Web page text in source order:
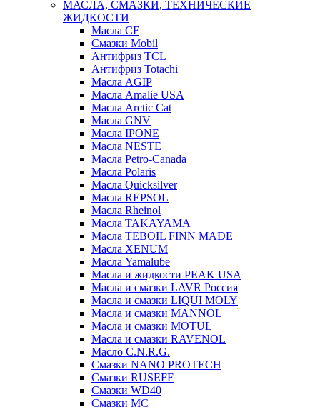
МАСЛА, СМАЗКИ, ТЕХНИЧЕСКИЕ
ЖИДКОСТИ
Масла CF
Смазки Mobil
Антифриз TCL
Антифриз Totachi
Масла AGIP
Масла Amalie USA
Масла Arctic Cat
Масла GNV
Масла IPONE
Масла NESTE
Масла Petro-Canada
Масла Polaris
Масла Quicksilver
Масла REPSOL
Масла Rheinol
Масла TAKAYAMA
Масла TEBOIL FINN MADE
Масла XENUM
Масла Yamalube
Масла и жидкости PEAK USA
Масла и смазки LAVR Россия
Масла и смазки LIQUI MOLY
Масла и смазки MANNOL
Масла и смазки MOTUL
Масла и смазки RAVENOL
Масло C.N.R.G.
Смазки NANO PROTECH
Смазки RUSEFF
Смазки WD40
Смазки МС